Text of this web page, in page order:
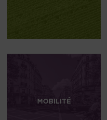
MOBILITÉ